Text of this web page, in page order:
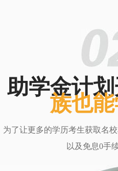
助学金计划
族也
为了让更多的学历考生获取名
以及免息0手